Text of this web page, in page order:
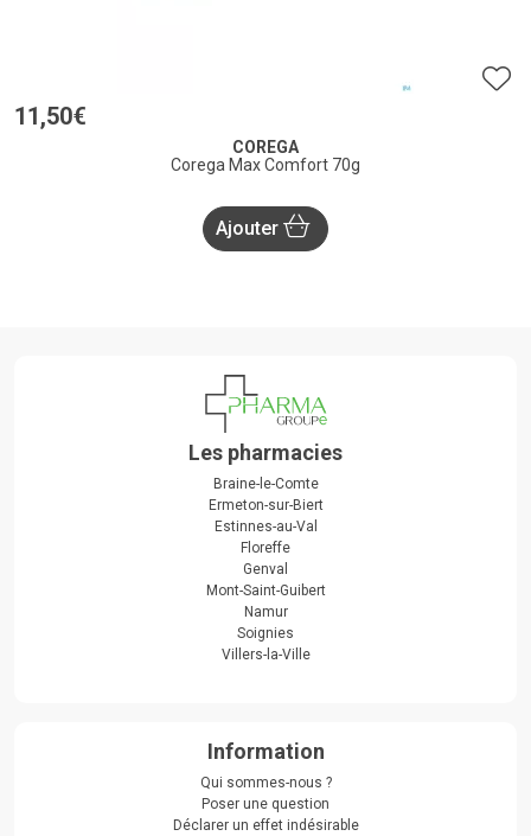
11 ,50€
COREGA
Corega Max Comfort 70g
Ajouter
Les pharmacies
Braine-le-Comte
Ermeton-sur-Biert
Estinnes-au-Val
Floreffe
Genval
Mont-Saint-Guibert
Namur
Soignies
Villers-la-Ville
Information
Qui sommes-nous ?
Poser une question
Déclarer un effet indésirable